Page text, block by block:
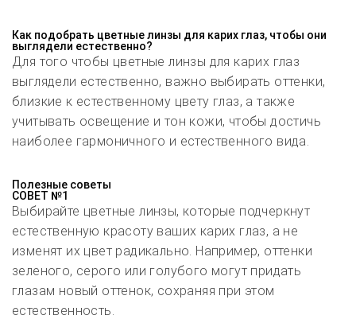
Как подобрать цветные линзы для карих глаз, чтобы они
выглядели естественно?
Для того чтобы цветные линзы для карих глаз
выглядели естественно, важно выбирать оттенки,
близкие к естественному цвету глаз, а также
учитывать освещение и тон кожи, чтобы достичь
наиболее гармоничного и естественного вида.
Полезные советы
СОВЕТ №1
Выбирайте цветные линзы, которые подчеркнут
естественную красоту ваших карих глаз, а не
изменят их цвет радикально. Например, оттенки
зеленого, серого или голубого могут придать
глазам новый оттенок, сохраняя при этом
естественность.